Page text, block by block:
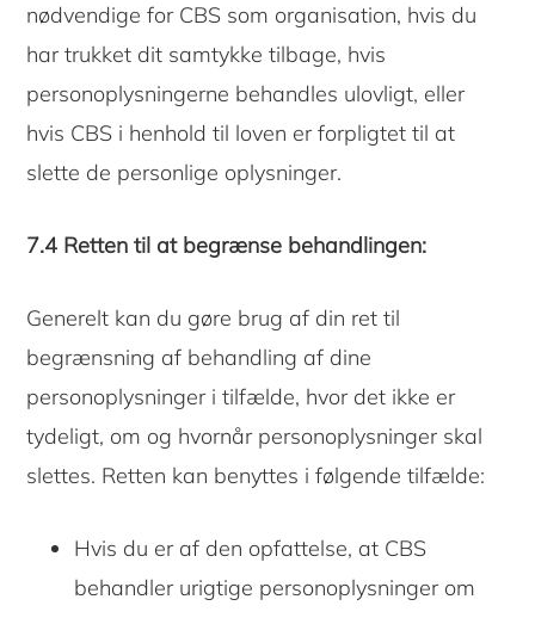
nødvendige for CBS som organisation, hvis du
har trukket dit samtykke tilbage, hvis
personoplysningerne behandles ulovligt, eller
hvis CBS i henhold til loven er forpligtet til at
slette de personlige oplysninger.
7.4 Retten til at begrænse behandlingen:
Generelt kan du gøre brug af din ret til
begrænsning af behandling af dine
personoplysninger i tilfælde, hvor det ikke er
tydeligt, om og hvornår personoplysninger skal
slettes. Retten kan benyttes i følgende tilfælde:
Hvis du er af den opfattelse, at CBS
behandler urigtige personoplysninger om